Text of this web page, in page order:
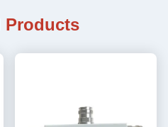
Products